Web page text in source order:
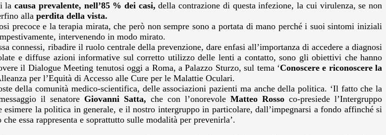
lacausa prevalente, nell’85 % dei casi, della contrazione di questa infezione, la cui virulenza, se non
alla perdita della vista.
precoce e la terapia mirata, che però non sempre sono a portata di mano perché i suoi sintomi iniziali
intervenendo in modo mirato.
connessi, ribadire il ruolo centrale della prevenzione, dare enfasi all’importanza di accedere a diagnosi
e diffuse azioni informative sul corretto utilizzo delle lenti a contatto, sono gli obiettivi che hanno
il Dialogue Meeting tenutosi oggi a Roma, a Palazzo Sturzo, sul tema ‘Conoscere e riconoscere la
per l’Equità di Accesso alle Cure per le Malattie Oculari.
della comunità medico-scientifica, delle associazioni pazienti ma anche della politica. ‘Il fatto che la
il senatore Giovanni Satta, che con l’onorevole Matteo Rossoco-presiede l’Intergruppo
la politica in generale, e il nostro intergruppo in particolare, dall’impegnarsi a fondo affinché si
essa rappresenta e soprattutto sulle modalità per prevenirla’.